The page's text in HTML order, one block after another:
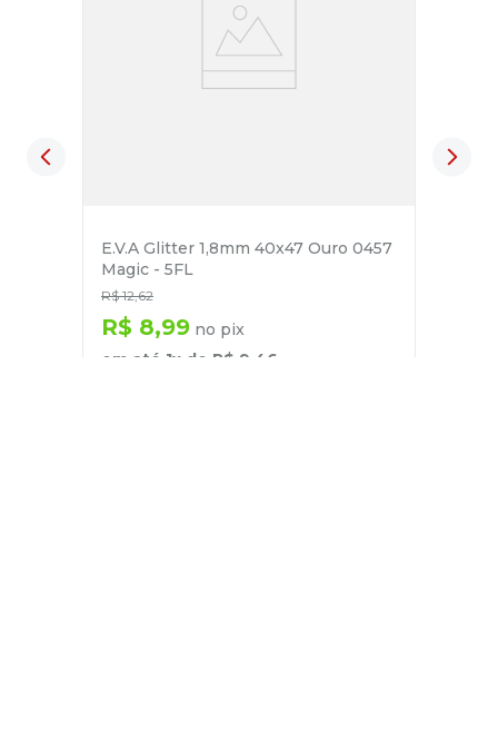
E.V.A Glitter 1,8mm 40x47 Ouro 0457
Magic - 5FL
R$ 12,62
R$ 8,99 no pix
em até 1x de R$ 9 46